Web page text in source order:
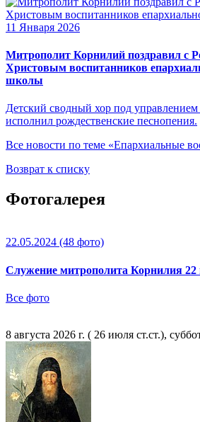
11 Января 2026
Митрополит Корнилий поздравил с
Христовым воспитанников
школы
Детский сводный хор под
исполнил рождественские песнопения.
Все новости по теме «Епархиальные
Возврат к списку
Фотогалерея
22.05.2024 (48 фото)
Служение митрополита Корнилия 22
Все фото
8 августа 2026 г. ( 26 июля ст.ст.),